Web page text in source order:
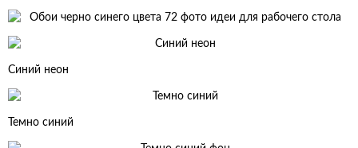
Синий неон
Темно синий